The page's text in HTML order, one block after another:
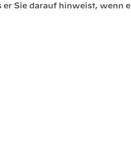
er Sie darauf hinweist,